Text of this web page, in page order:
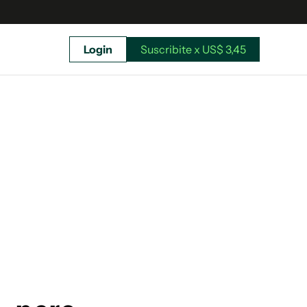
Login Suscribite x US$ 3,45